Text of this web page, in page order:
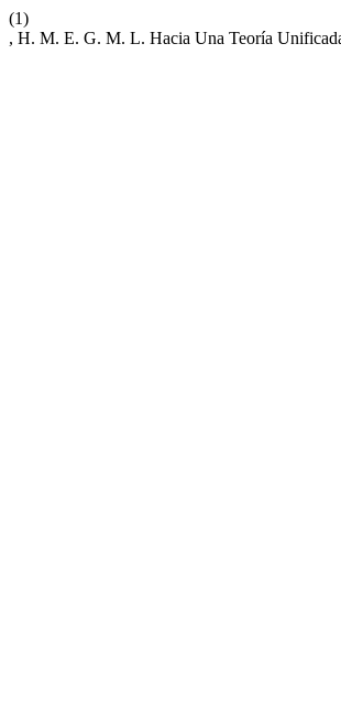
(1)
, H. M. E. G. M. L. Hacia Una Teoría